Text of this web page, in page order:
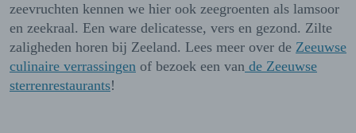
zeevruchten kennen we hier ook zeegroenten als lamsoor
en zeekraal. Een ware delicatesse, vers en gezond. Zilte
zaligheden horen bij Zeeland. Lees meer over de Zeeuwse
culinaire verrassingen of bezoek een van de Zeeuwse
sterrenrestaurants!